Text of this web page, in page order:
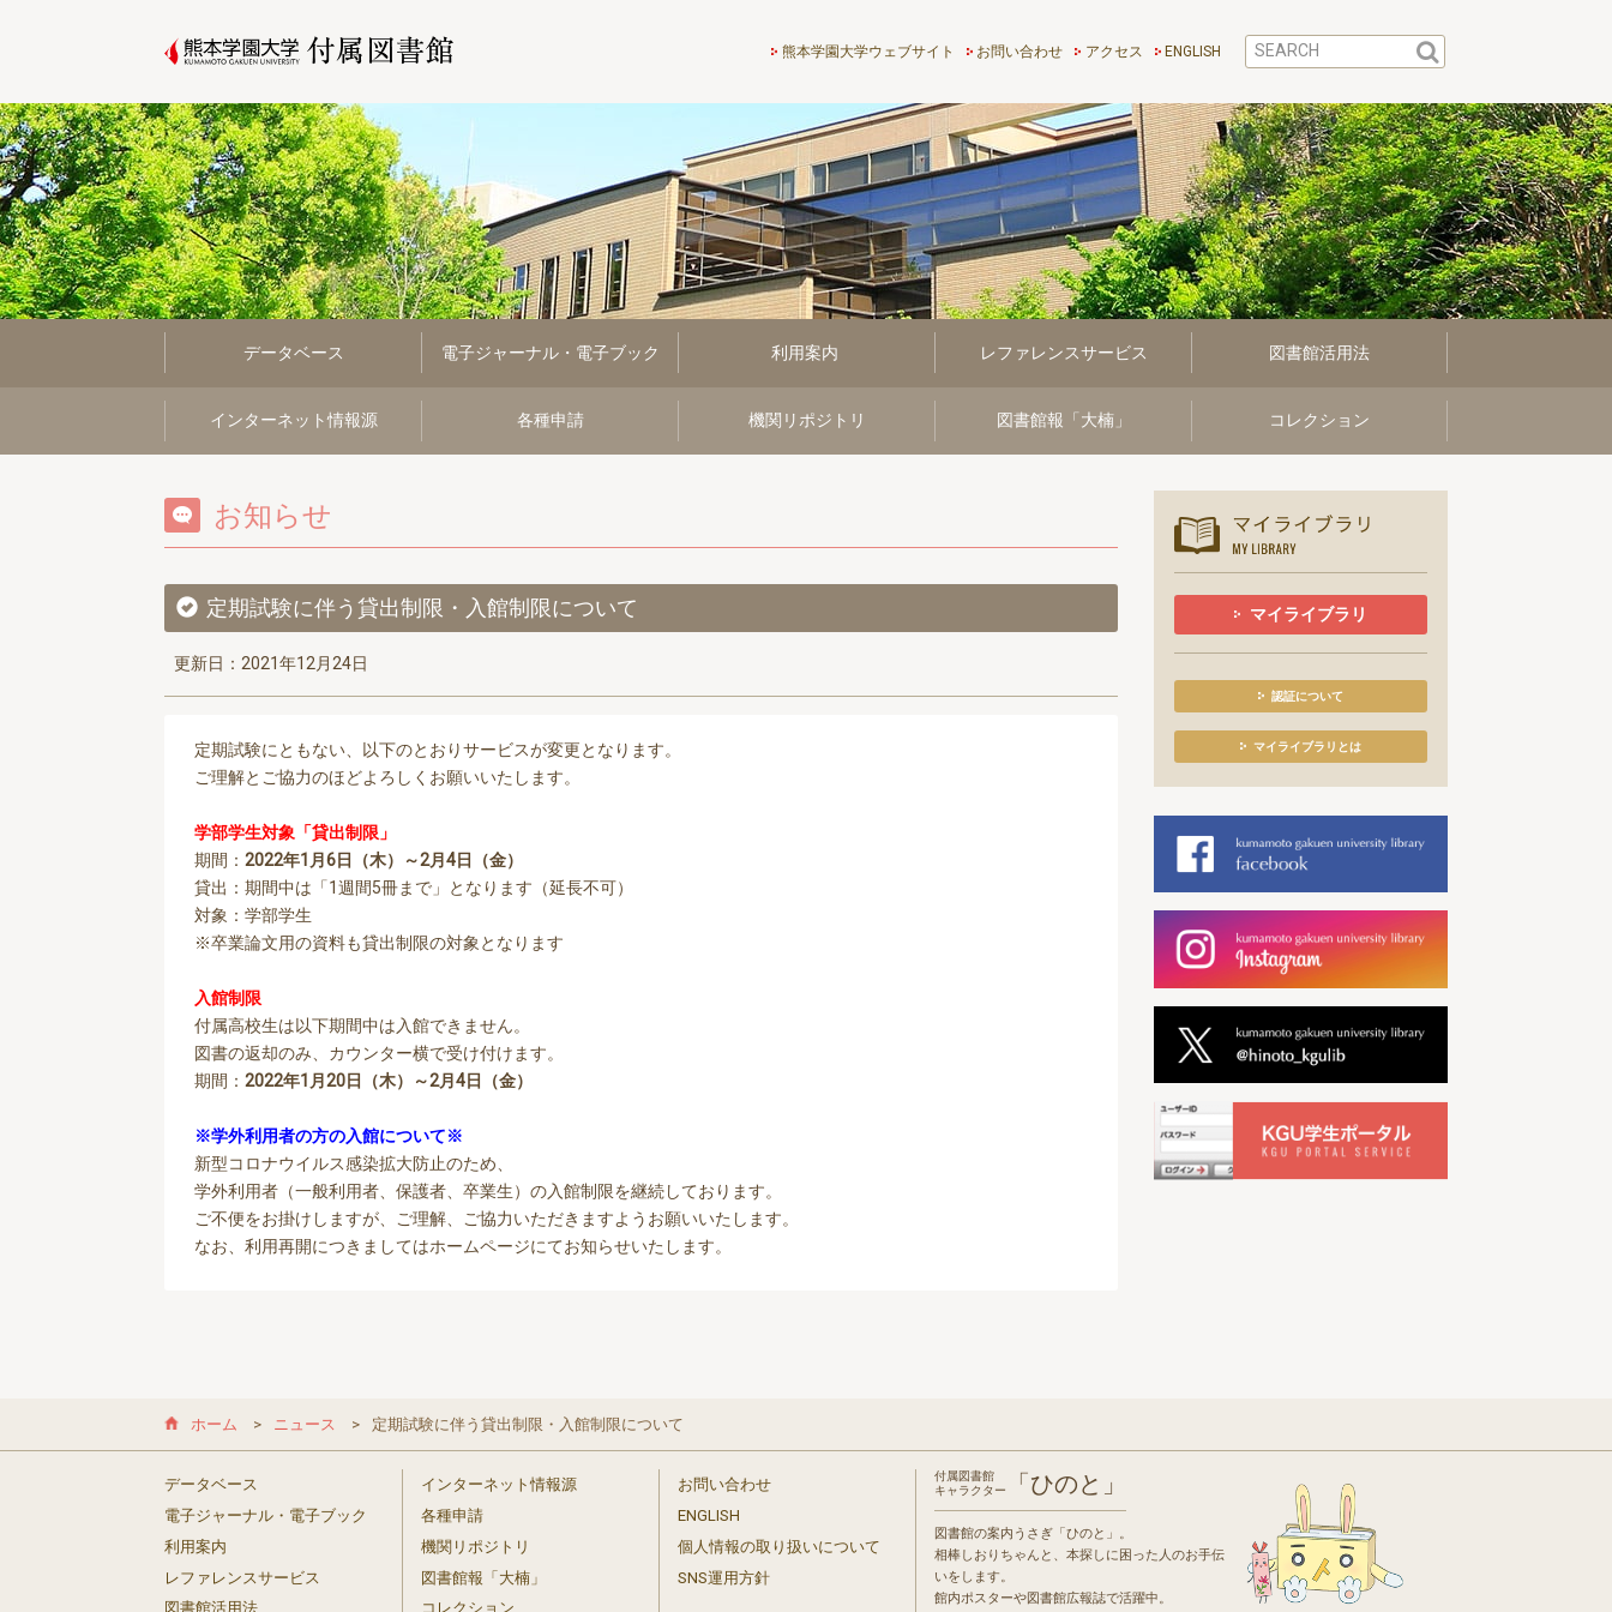
熊本学園大学付属図書館
熊本学園大学ウェブサイト お問い合わせ アクセス ENGLISH
データベース 電子ジャーナル・電子ブック 利用案内 レファレンスサービス 図書館活用法
インターネット情報源 各種申請 機関リポジトリ 図書館報「大楠」 コレクション
お知らせ
定期試験に伴う貸出制限・入館制限について
更新日：2021年12月24日
定期試験にともない、以下のとおりサービスが変更となります。
ご理解とご協力のほどよろしくお願いいたします。
学部学生対象「貸出制限」
期間： 2022年1月6日（木）～2月4日（金）
貸出：期間中は「1週間5冊まで」となります（延長不可）
対象：学部学生
※卒業論文用の資料も貸出制限の対象となります
入館制限
付属高校生は以下期間中は入館できません。
図書の返却のみ、カウンター横で受け付けます。
期間： 2022年1月20日（木）～2月4日（金）
※学外利用者の方の入館について※
新型コロナウイルス感染拡大防止のため、
学外利用者（一般利用者、保護者、卒業生）の入館制限を継続しております。
ご不便をお掛けしますが、ご理解、ご協力いただきますようお願いいたします。
なお、利用再開につきましてはホームページにてお知らせいたします。
マイライブラリ
認証について
マイライブラリとは
ホーム ニュース 定期試験に伴う貸出制限・入館制限について
データベース
電子ジャーナル・電子ブック
利用案内
レファレンスサービス
図書館活用法
インターネット情報源
各種申請
機関リポジトリ
図書館報「大楠」
コレクション
お問い合わせ
ENGLISH
個人情報の取り扱いについて
SNS運用方針
付属図書館
キャラクター
「ひのと」
図書館の案内うさぎ「ひのと」。
相棒しおりちゃんと、本探しに困った人のお手伝
いをします。
館内ポスターや図書館広報誌で活躍中。